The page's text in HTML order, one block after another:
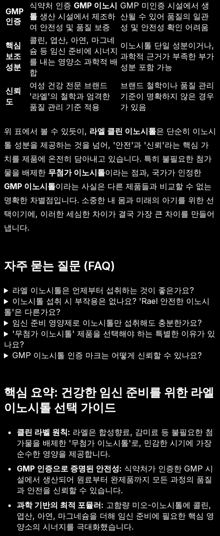
GMP
인증
식약처 인증 GMP 이노시
톨 생산 시설에서 제조하
여 안전성 및 품질 보증
GMP 미인증 시설에서 생
산될 수 있어 품질의 일관
성 및 안전성 확인 어려움
핵심
보조
성분
콜린, 엽산, 아연, 마그네
슘 등 임신 준비에 시너지
를 내는 영양소 과학적 배
합
이노시톨 단일 성분이거나,
과학적 근거가 부족한 부가
성분 포함 가능
신뢰
도
여성 건강 전문 브랜드
'라엘'의 철학과 엄격한
품질 관리 기준 적용
브랜드 철학이나 품질 관리
기준이 명확하지 않은 경우
가 있음
위 표에서 볼 수 있듯이, 라엘 클린 이노시톨은 단순히 이노시
톨 성분을 제공하는 것을 넘어, '안전'과 '신뢰'라는 핵심 가
치를 제품에 온전히 담아내고 있습니다. 특히 불필요한 첨가
물을 배제한 무첨가 이노시톨이라는 점과, 국가가 인정한
GMP 이노시톨이라는 사실은 다른 제품들과 비교할 수 없는
명확한 차별점입니다. 소중한 내 몸과 미래의 아기를 위한 선
택이기에, 이러한 세심한 차이가 결국 가장 큰 차이를 만들어
냅니다.
자주 묻는 질문 (FAQ)
라엘 이노시톨은 언제부터 섭취하는 것이 좋은가요?
이노시톨 섭취 시 부작용은 없나요? 'Rael 안전한 이노시
톨'은 다른가요?
임신 준비 영양제로 이노시톨만 섭취해도 충분한가요?
'무첨가 이노시톨' 제품을 선택해야 하는 특별한 이유가 있
나요?
GMP 이노시톨 인증 마크는 어떻게 신뢰할 수 있나요?
핵심 요약: 건강한 임신 준비를 위한 라엘
이노시톨 선택 가이드
클린 라벨 원칙: 라엘은 합성향료, 감미료 등 불필요한 첨
가물을 배제한 '무첨가 이노시톨'로, 민감한 시기에 가장
순수한 영양을 제공합니다.
GMP 인증으로 증명된 안전성: 식약처가 인증한 GMP 시
설에서 생산되어 원료부터 완제품까지 모든 과정의 품질
과 안전을 신뢰할 수 있습니다.
과학 기반의 최적 포뮬러: 고함량 미오-이노시톨에 콜린,
엽산, 아연, 마그네슘을 더해 임신 준비에 필요한 핵심 영
양소의 시너지를 극대화했습니다.